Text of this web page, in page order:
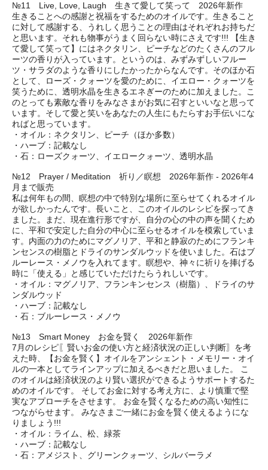
№11 Live, Love, Laugh 生きて愛して笑って 2026年新作
生きることへの感謝と祝福をするためのオイルです。生きること
に対して感謝する、うれしく思うことの理由はそれぞれお持ちだ
と思います。それも物事がうまく回らない時にさえです!!! 【生き
て愛して笑って】にはネクタリン、ピーチなどのたくさんのフル
ーツの香りが入っています。というのは、みずみずしいフルー
ツ・サラダのような香りにしたかったからなんです。そのほか石
として、ローズ・クォーツを愛のために、イエロー・クォーツを
笑うために、透明水晶を生きるエネぎーのために加えました。こ
のとっても素敵な香りをみなさまがお気に召すといいなと思って
います。そして愛と笑いをあなたの人生にもたらすお手伝いにな
ればと思っています。
・オイル：ネクタリン、ピーチ（ほか多数）
・ハーブ：記載なし
・石：ローズクォーツ、イエロークォーツ、透明水晶
№12 Prayer / Meditation 祈り／瞑想 2026年新作 - 2026年4
月まで販売
私は何年もの間、瞑想の中で特別な場所に至らせてくれるオイル
が欲しかったんです。長いこと、このオイルのレシピを探ってき
ました。まだ、現在進行形ですが、自分の心の中の声を聞くため
に、平和で安定した自分の中心に至らせるオイルを模索していま
す。内面の力のためにマグノリア、平和と静寂のためにフランキ
ンセンスの樹脂とドライのサンダルウッドを使いました。石はブ
ルーレース・メノウを入れてます。瞑想や、神々に祈りを捧げる
時に「使える」と感じていただけたらうれしいです。
・オイル：マグノリア、フランキンセンス（樹脂）、ドライのサ
ンダルウッド
・ハーブ：記載なし
・石：ブルーレース・メノウ
№13 Smart Money お金を賢く 2026年新作
7月のレシピ〖賢いお金の使い方と経済状況の正しい判断〗を考
えた時、【お金を賢く】オイルをアンシェント・メモリー・オイ
ルの一本としてラインアップに加えるべきだと思いました。 こ
のオイルは経済状況のより賢い選択ができるようサポートするた
めのオイルです。 そしてお金に対する考え方に、より慎重で堅
実なアプローチをさせます。 お金を賢くなるための高い知性に
つながらせます。 みなさまご一緒にお金を賢く使えるようにな
りましょう!!!
・オイル：ライム、松、緑茶
・ハーブ：記載なし
・石：アメジスト、グリーンクォーツ、シルバーラメ